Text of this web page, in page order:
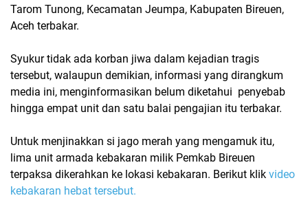
Tarom Tunong, Kecamatan Jeumpa, Kabupaten Bireuen,
Aceh terbakar.
Syukur tidak ada korban jiwa dalam kejadian tragis
tersebut, walaupun demikian, informasi yang dirangkum
media ini, menginformasikan belum diketahui penyebab
hingga empat unit dan satu balai pengajian itu terbakar.
Untuk menjinakkan si jago merah yang mengamuk itu,
lima unit armada kebakaran milik Pemkab Bireuen
terpaksa dikerahkan ke lokasi kebakaran. Berikut klik video
kebakaran hebat tersebut.